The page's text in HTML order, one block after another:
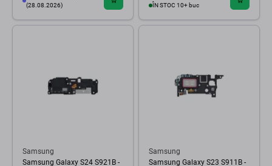
(28.08.2026)
ÎN STOC 10+ buc
Samsung
Samsung Galaxy S24 S921B -
Samsung
Samsung Galaxy S23 S911B -